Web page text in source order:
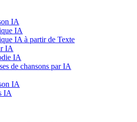
IA
IA
IA à partir de Texte
IA
IA
de chansons par IA
IA
IA